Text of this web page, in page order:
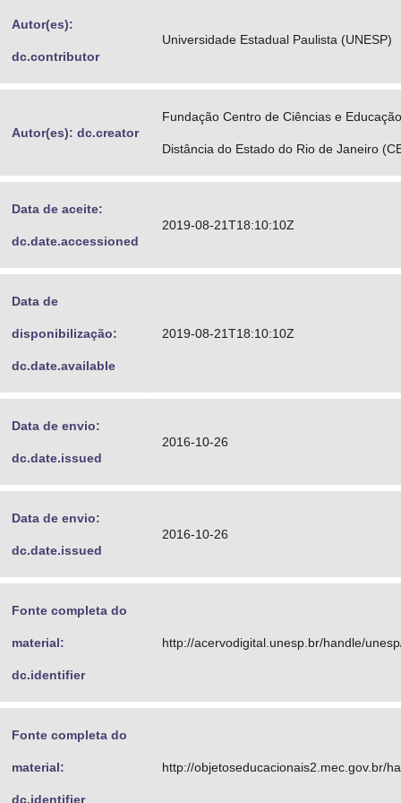
Banco Central do Brasil
Autor(es):
dc.contributor
Universidade Estadual Paulista (UNESP)
Autor(es): dc.creator
Fundação Centro de Ciências e
Distância do Estado do Rio de Janeiro
Data de aceite:
dc.date.accessioned
2019-08-21T18:10:10Z
Data de
disponibilização:
dc.date.available
2019-08-21T18:10:10Z
Data de envio:
dc.date.issued
2016-10-26
Data de envio:
dc.date.issued
2016-10-26
Fonte completa do
material:
dc.identifier
http://acervodigital.unesp.br/handle/
Fonte completa do
material:
dc.identifier
http://objetoseducacionais2.mec.gov.br/